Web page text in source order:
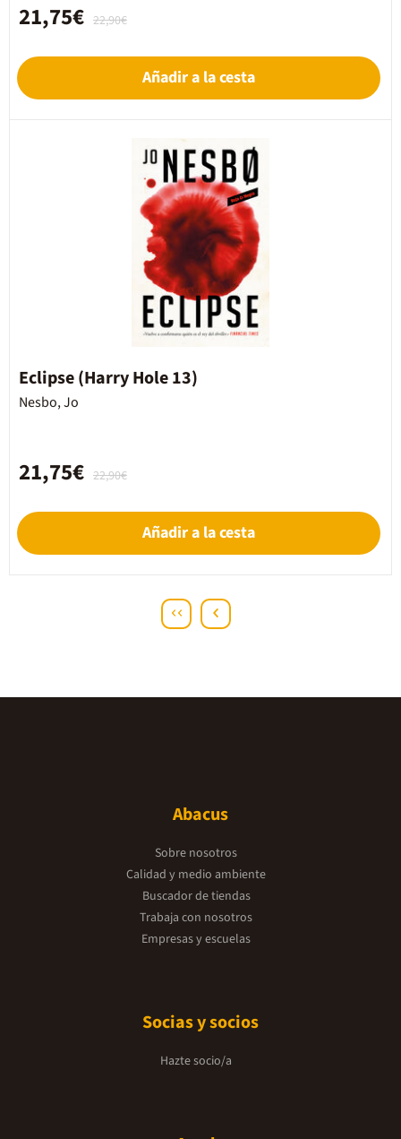
22,90€
21,75€
Añadir a la cesta
Eclipse (Harry Hole 13)
Nesbo, Jo
22,90€
21,75€
Añadir a la cesta
Abacus
Sobre nosotros
Calidad y medio ambiente
Buscador de tiendas
Trabaja con nosotros
Empresas y escuelas
Socias y socios
Hazte socio/a